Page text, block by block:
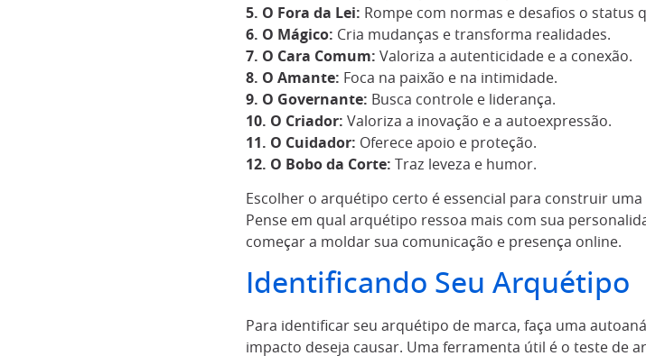
5. O Fora da Lei: Rompe com normas e desafios o status
6. O Mágico: Cria mudanças e transforma realidades.
7. O Cara Comum: Valoriza a autenticidade e a conexão.
8. O Amante: Foca na paixão e na intimidade.
9. O Governante: Busca controle e liderança.
10. O Criador: Valoriza a inovação e a autoexpressão.
11. O Cuidador: Oferece apoio e proteção.
12. O Bobo da Corte: Traz leveza e humor.
Escolher o arquétipo certo é essencial para construir
Pense em qual arquétipo ressoa mais com sua
começar a moldar sua comunicação e presença online.
Identificando Seu Arquétipo
Para identificar seu arquétipo de marca, faça uma
impacto deseja causar. Uma ferramenta útil é o teste de